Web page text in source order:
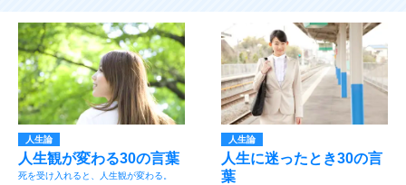
人生論
人生観が変わる30の言葉
死を受け入れると、人生観が変わる。
人生論
人生に迷ったとき30の言
葉